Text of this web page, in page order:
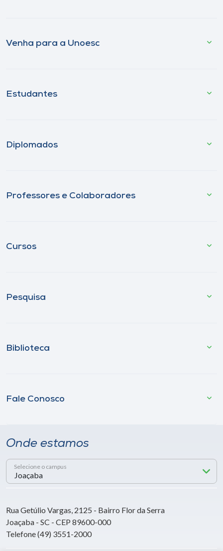
Venha para a Unoesc
Estudantes
Diplomados
Professores e Colaboradores
Cursos
Pesquisa
Biblioteca
Fale Conosco
Onde estamos
Selecione o campus
Rua Getúlio Vargas, 2125 - Bairro Flor da Serra
Joaçaba - SC - CEP 89600-000
Telefone (49) 3551-2000